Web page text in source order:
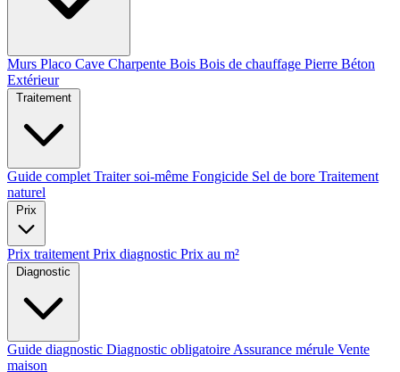
Murs Placo Cave Charpente Bois Bois de chauffage Pierre Béton
Extérieur
Guide complet Traiter soi-même Fongicide Sel de bore Traitement
naturel
Prix traitement Prix diagnostic Prix au m²
Guide diagnostic Diagnostic obligatoire Assurance mérule Vente
maison